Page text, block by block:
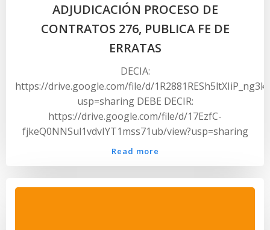
ADJUDICACIÓN PROCESO DE
CONTRATOS 276, PUBLICA FE DE
ERRATAS
DECIA:
https://drive.google.com/file/d/
usp=sharing DEBE DECIR:
https://drive.google.com/file/d/17EzfC-
fjkeQ0NNSul1vdvIYT1mss71ub/view?usp=sharing
Read more